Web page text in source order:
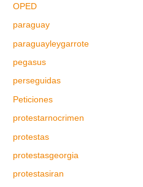
OPED
paraguay
paraguayleygarrote
pegasus
perseguidas
Peticiones
protestarnocrimen
protestas
protestasgeorgia
protestasiran